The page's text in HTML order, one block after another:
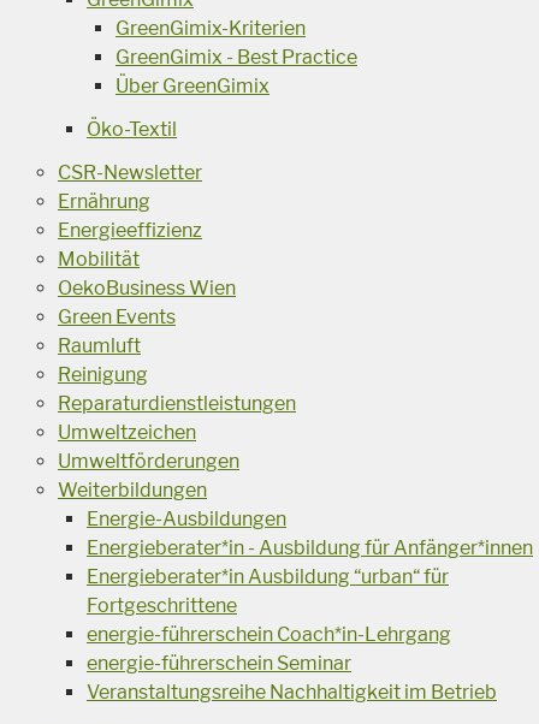
GreenGimix-Kriterien
GreenGimix - Best Practice
Über GreenGimix
Öko-Textil
CSR-Newsletter
Ernährung
Energieeffizienz
Mobilität
OekoBusiness Wien
Green Events
Raumluft
Reinigung
Reparaturdienstleistungen
Umweltzeichen
Umweltförderungen
Weiterbildungen
Energie-Ausbildungen
Energieberater*in - Ausbildung für Anfänger*innen
Energieberater*in Ausbildung “urban“ für
Fortgeschrittene
energie-führerschein Coach*in-Lehrgang
energie-führerschein Seminar
Veranstaltungsreihe Nachhaltigkeit im Betrieb